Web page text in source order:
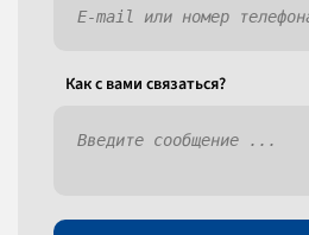
Как c вами связаться?